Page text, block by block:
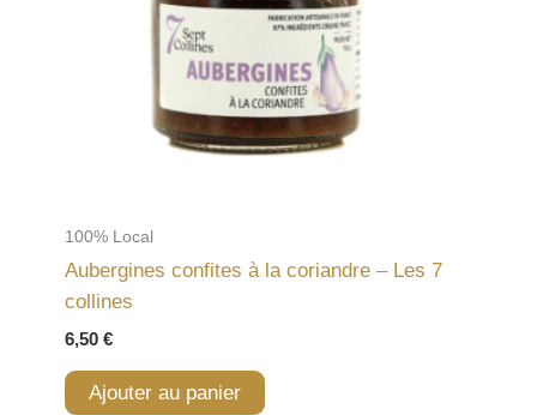
100% Local
Aubergines confites à la coriandre – Les 7
collines
6,50 €
Ajouter au panier